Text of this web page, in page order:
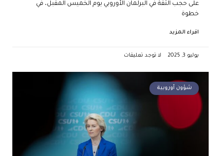
على حجب الثقة في البرلمان الأوروبي يوم الخميس المقبل، في
خطوة
اقراء المزيد
يوليو 3, 2025 لا توجد تعليقات
شؤون أوروبية